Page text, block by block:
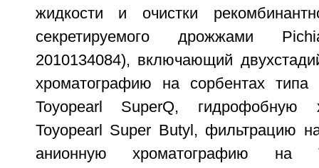
жидкости и очистки
секретируемого дрожжами
2010134084), включающий
хроматографию на сорбентах
Toyopearl SuperQ, гидрофобную
Toyopearl Super Butyl, фильтрацию
анионную хроматографию на